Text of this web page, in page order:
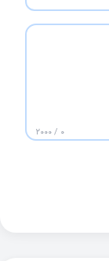
۰ / ۲۰۰۰